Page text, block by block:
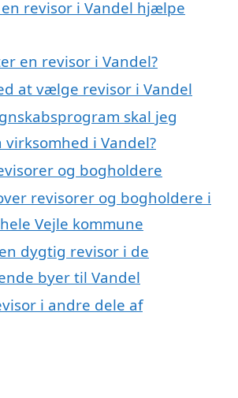
revisor i Vandel hjælpe
en revisor i Vandel?
at vælge revisor i Vandel
skal jeg
i Vandel?
og bogholdere
revisorer og bogholdere i
Vejle kommune
dygtig revisor i de
byer til Vandel
i andre dele af